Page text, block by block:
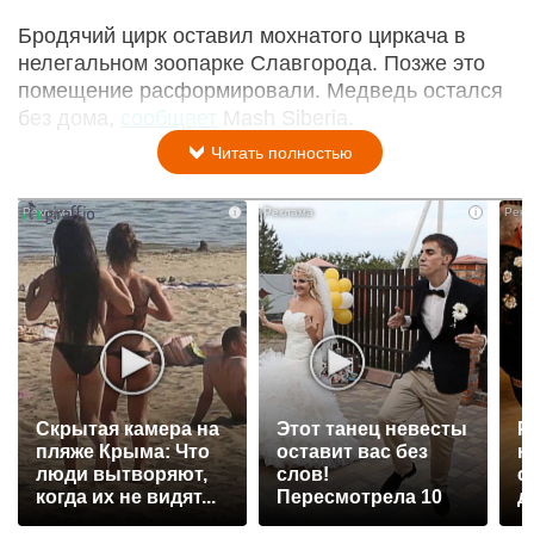
Бродячий цирк оставил мохнатого циркача в
нелегальном зоопарке Славгорода. Позже это
помещение расформировали. Медведь остался
без дома,
сообщает Mash Siberia.
Читать полностью
i
Скрытая камера на
пляже Крыма: Что
люди вытворяют,
когда их не видят...
i
Этот танец невесты
оставит вас без
слов!
Пересмотрела 10